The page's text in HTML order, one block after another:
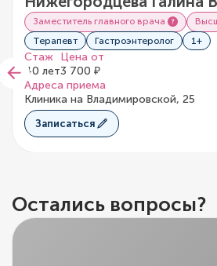
0 отзывов
Заместитель главного врача
Терапевт
Гастроэнтеролог 1+
Стаж
40 лет
Цена от
3 700 ₽
Адреса приема
Клиника на Владимировской, 25
Записаться
Остались вопросы?